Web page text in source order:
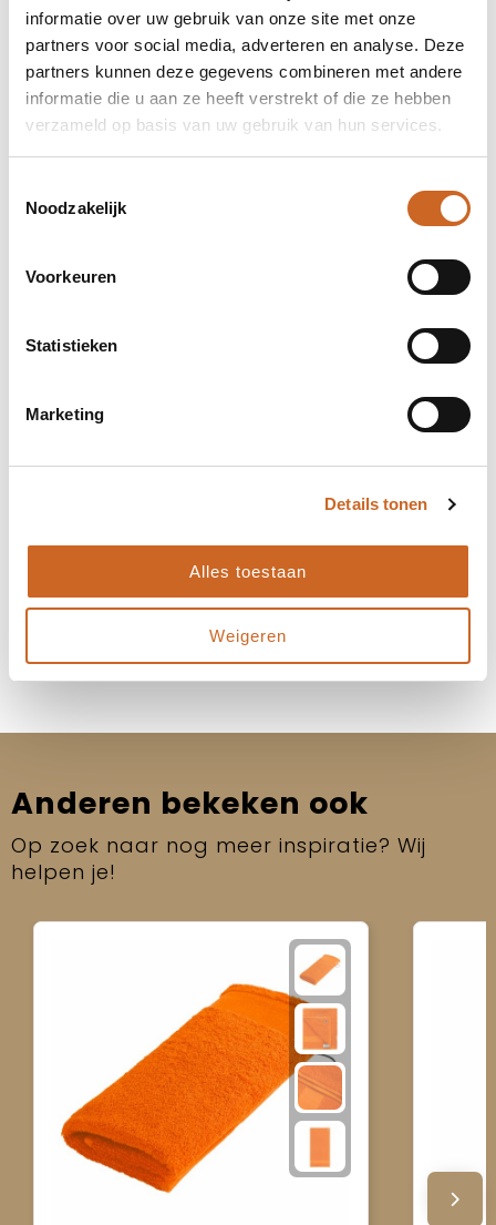
informatie over uw gebruik van onze site met onze
partners voor social media, adverteren en analyse. Deze
partners kunnen deze gegevens combineren met andere
informatie die u aan ze heeft verstrekt of die ze hebben
verzameld op basis van uw gebruik van hun services.
Noodzakelijk
Voorkeuren
Statistieken
Marketing
Details tonen
Alles toestaan
Weigeren
Levertijden in overleg
hanteren we geen vaste levertijden, maar
stemmen we deze altijd in overleg met jou af. Zo
wensen en behoeften, en kunnen we eventuele
Heb je specifieke deadlines of een gewenste
samen naar de beste oplossing!
Neem contact op
Anderen bekeken ook
Op zoek naar nog meer inspiratie? Wij
helpen je!